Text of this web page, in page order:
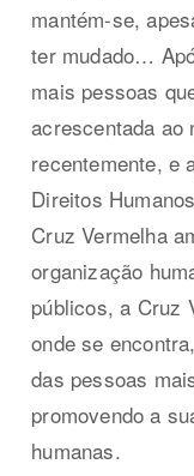
mantém-se,
ter mudado…
mais pessoas
acrescentada ao
recentemente, e
Direitos
Cruz Vermelha
organização
públicos, a Cruz
onde se
das pessoas
promovendo a
humanas.